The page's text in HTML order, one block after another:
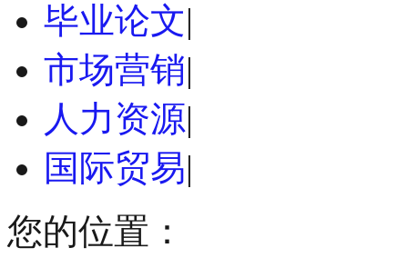
毕业论文|
市场营销|
人力资源|
国际贸易|
您的位置：